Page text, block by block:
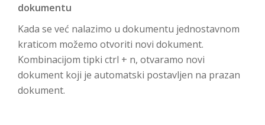
dokumentu
Kada se već nalazimo u dokumentu jednostavnom
kraticom možemo otvoriti novi dokument.
Kombinacijom tipki ctrl + n, otvaramo novi
dokument koji je automatski postavljen na prazan
dokument.